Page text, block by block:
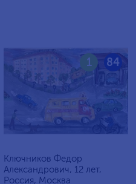
84
1
Ключников Федор
Александрович, 12 лет,
Россия, Москва